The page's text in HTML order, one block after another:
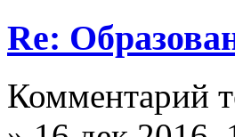
Re:
Комментарий